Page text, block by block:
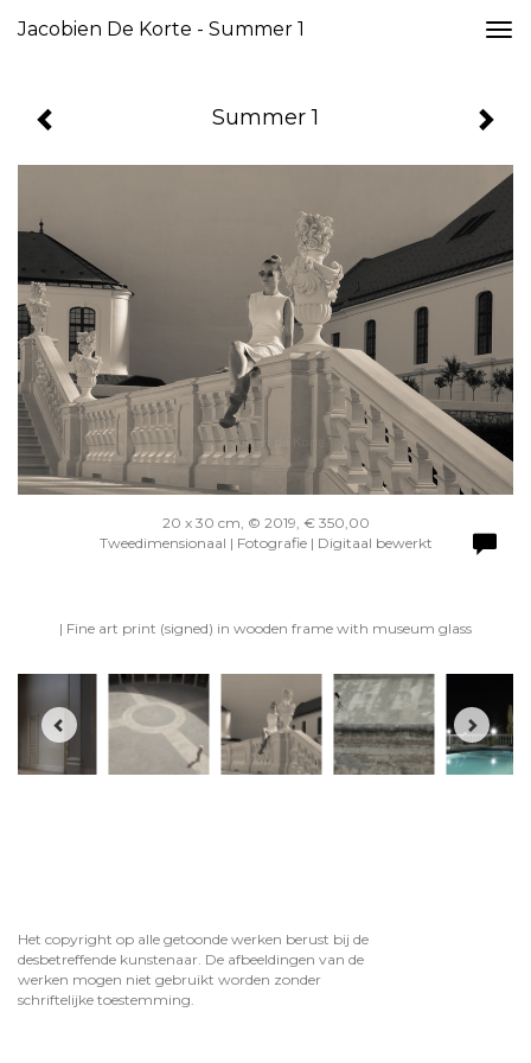
Jacobien De Korte - Summer 1
Summer 1
20 x 30 cm, © 2019, € 350,00
Tweedimensionaal | Fotografie | Digitaal bewerkt
| Fine art print (signed) in wooden frame with museum glass
Het copyright op alle getoonde werken berust bij de
desbetreffende kunstenaar. De afbeeldingen van de
werken mogen niet gebruikt worden zonder
schriftelijke toestemming.